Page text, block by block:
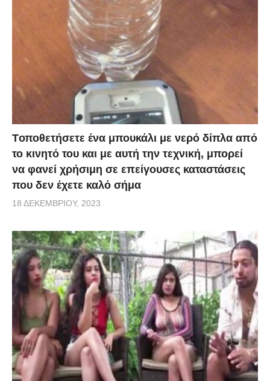
Tοποθετήσετε ένα μπουκάλι με νερό δίπλα από
το κινητό του και με αυτή την τεχνική, μπορεί
να φανεί χρήσιμη σε επείγουσες καταστάσεις
που δεν έχετε καλό σήμα
18 ΔΕΚΕΜΒΡΊΟΥ, 2023